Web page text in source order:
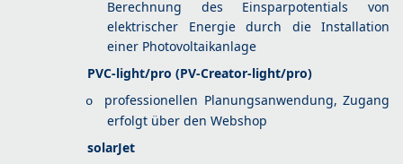
Berechnung des Einsparpotentials von
elektrischer Energie durch die Installation
einer Photovoltaikanlage
PVC-light/pro (PV-Creator-light/pro)
o
professionellen Planungsanwendung, Zugang
erfolgt über den Webshop
solarJet